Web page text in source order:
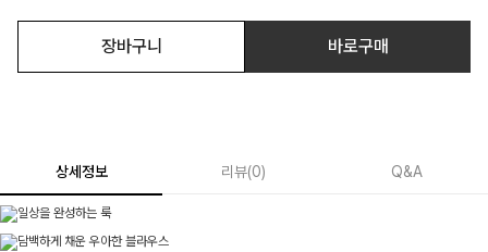
장바구니 바로구매
상세정보 리뷰(0) Q&A